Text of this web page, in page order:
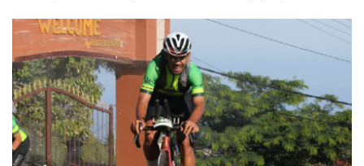
26 tahun ini pun nekat mengikuti kategori tertinggi 1.500 Km.